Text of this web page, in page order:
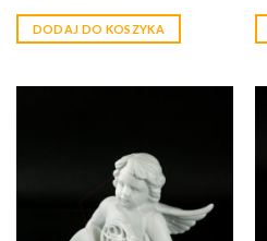
DODAJ DO KOSZYKA